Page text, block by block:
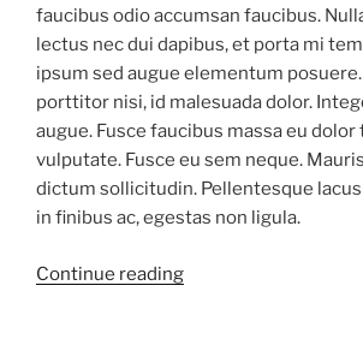
faucibus odio accumsan faucibus.
lectus nec dui dapibus, et porta mi
ipsum sed augue elementum
porttitor nisi, id malesuada dolor.
augue. Fusce faucibus massa eu
vulputate. Fusce eu sem neque.
dictum sollicitudin. Pellentesque
in finibus ac, egestas non ligula.
Continue reading“Natural